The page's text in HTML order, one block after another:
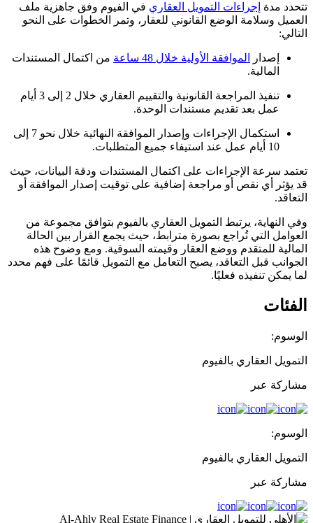
تتحدد مدة إجراءات التمويل العقاري في الفيوم وفق جاهزية ملف
العميل وسلامة الوضع القانوني للعقار، وتمر الخطوات على النحو
التالي:
إصدار الموافقة الأولية خلال 48 ساعة
من اكتمال المستندات
المالية.
تنفيذ المراجعة القانونية والتقييم العقاري خلال 2 إلى 3 أيام
عمل بعد تقديم مستندات الوحدة.
استكمال الإجراءات وإصدار الموافقة النهائية خلال نحو 7 إلى
10 أيام عمل عند استيفاء جميع المتطلبات.
تعتمد سرعة الإجراءات على اكتمال المستندات ودقة البيانات، حيث
قد يؤثر أي نقص أو مراجعة إضافية على توقيت إصدار الموافقة أو
التعاقد.
وفي النهاية، يرتبط التمويل العقاري بالفيوم بتوافق مجموعة من
العوامل التي تُراجع بصورة مترابط، حيث يجمع القرار بين الحالة
المالية للمتقدم ووضع العقار وقيمته السوقية. ومع وضوح هذه
الجوانب قبل التعاقد، يصبح التعامل مع التمويل قائمًا على فهم محدد
لما يمكن تنفيذه فعليًا.
الفئات
الوسوم:
التمويل العقاري بالفيوم
مشاركة عبر
الوسوم:
التمويل العقاري بالفيوم
مشاركة عبر